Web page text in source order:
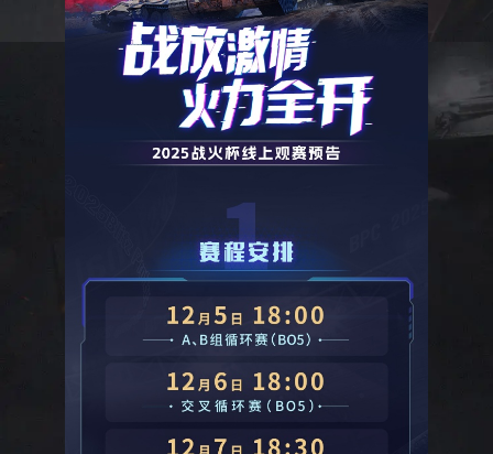
知名坦
克竞技